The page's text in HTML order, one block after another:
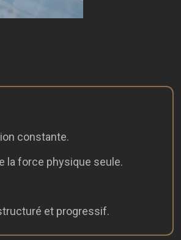
constante.
la force physique seule.
et progressif.